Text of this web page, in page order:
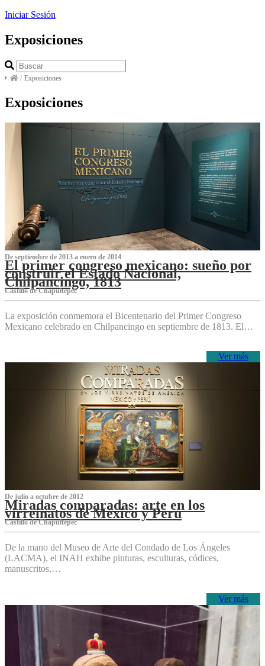
Iniciar Sesión
Exposiciones
/ Exposiciones
Exposiciones
De septiembre de 2013 a enero de 2014
El primer congreso mexicano: sueño por
construir el Estado Nacional,
Chilpancingo, 1813
Castillo de Chapultepec
La exposición conmemora el Bicentenario del Primer Congreso
Mexicano celebrado en Chilpancingo en septiembre de 1813. El…
Ver más
De julio a octubre de 2012
Miradas comparadas: arte en los
virreinatos de México y Perú
Castillo de Chapultepec
De la mano del Museo de Arte del Condado de Los Ángeles
(LACMA), el INAH exhibe pinturas, esculturas, códices,
manuscritos,…
Ver más